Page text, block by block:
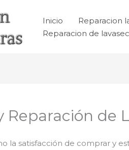
Inicio Reparacion
Reparacion de
Reparación de
la satisfacción de comprar y